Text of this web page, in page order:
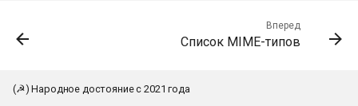
К началу
Вперед
Список MIME-типов
(☭) Народное достояние с 2021 года